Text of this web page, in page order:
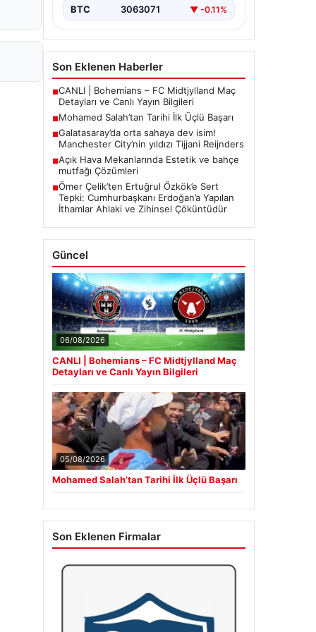
BTC 3063071 ▼ -0.11%
Son Eklenen Haberler
■CANLI | Bohemians – FC Midtjylland Maç
Detayları ve Canlı Yayın Bilgileri
■Mohamed Salah’tan Tarihi İlk Üçlü Başarı
■Galatasaray’da orta sahaya dev isim!
Manchester City’nin yıldızı Tijjani Reijnders
■Açık Hava Mekanlarında Estetik ve bahçe
mutfağı Çözümleri
■Ömer Çelik’ten Ertuğrul Özkök’e Sert
Tepki: Cumhurbaşkanı Erdoğan’a Yapılan
İthamlar Ahlaki ve Zihinsel Çöküntüdür
Güncel
06/08/2026
CANLI | Bohemians – FC Midtjylland Maç
Detayları ve Canlı Yayın Bilgileri
05/08/2026
Mohamed Salah’tan Tarihi İlk Üçlü Başarı
Son Eklenen Firmalar